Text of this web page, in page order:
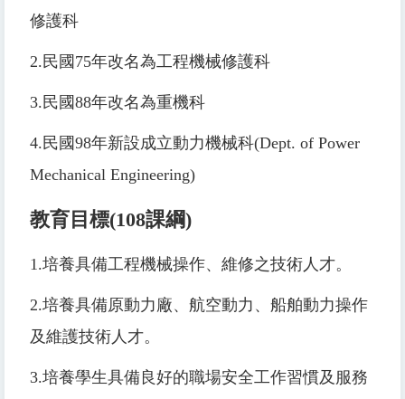
修護科
2.民國 75年改名為工程機械修護科
3.民國88年改名為重機科
4.民國98年新設成立動力機械科(Dept. of Power
Mechanical Engineering)
教育目標(108課綱)
1.培養具備工程機械操作、維修之技術人才。
2.培養具備原動力廠、航空動力、船舶動力操作
及維護技術人才。
3.培養學生具備良好的職場安全工作習慣及服務